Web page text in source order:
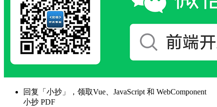
回复「小抄」，领取Vue、JavaScript 和 WebComponent
小抄 PDF